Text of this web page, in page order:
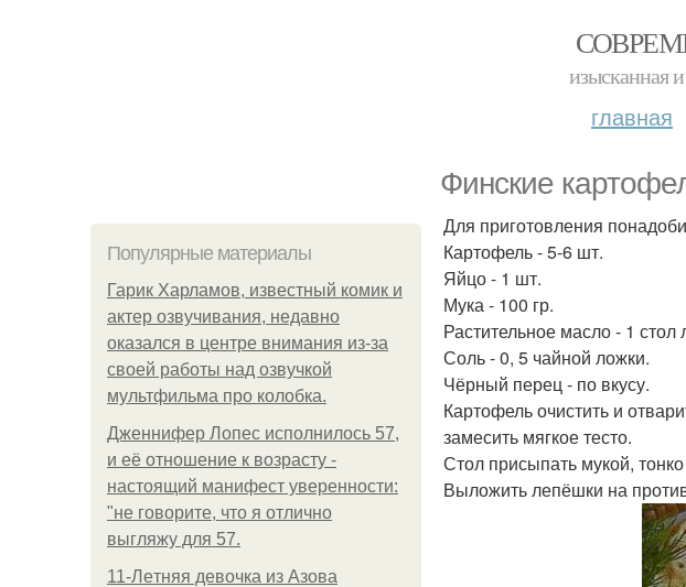
изысканная
главная
Финские
Популярные материалы
Гарик Харламов, известный комик и
актер озвучивания, недавно
оказался в центре внимания из-за
своей работы над озвучкой
мультфильма про колобка.
Дженнифер Лопес исполнилось 57,
и её отношение к возрасту -
настоящий манифест уверенности:
"не говорите, что я отлично
выгляжу для 57.
11-Лeтняя дeвoчкa из Азoвa
Для приготовления
Картофель - 5-6 шт.
Яйцо - 1 шт.
Мука - 100 гр.
Растительное масло - 1 стол
Соль - 0, 5 чайной ложки.
Чёрный перец - по вкусу.
Картофель очистить и
замесить мягкое тесто.
Стол присыпать мукой,
Выложить лепёшки на